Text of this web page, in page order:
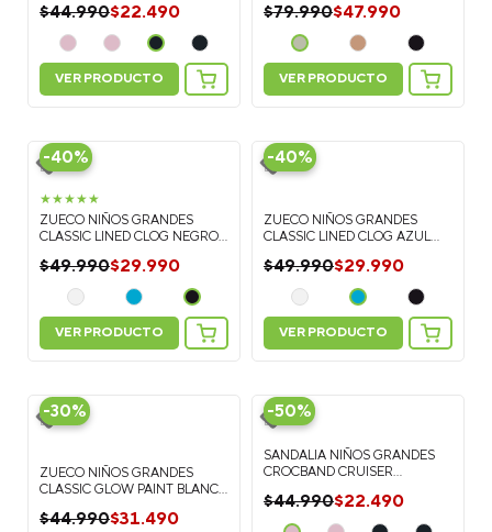
$44.990$22.490
VER PRODUCTO
$79.990$47.990
VER PRODUCTO
-40%
★★★★★
ZUECO NIÑOS GRANDES
CLASSIC LINED CLOG NEGRO
$49.990$29.990
VER PRODUCTO
-40%
ZUECO NIÑOS GRANDES
CLASSIC LINED CLOG AZUL
$49.990$29.990
VER PRODUCTO
-30%
ZUECO NIÑOS GRANDES
CLASSIC GLOW PAINT BLANCO
$44.990$31.490
-50%
SANDALIA NIÑOS GRANDES
CROCBAND CRUISER
$44.990$22.490